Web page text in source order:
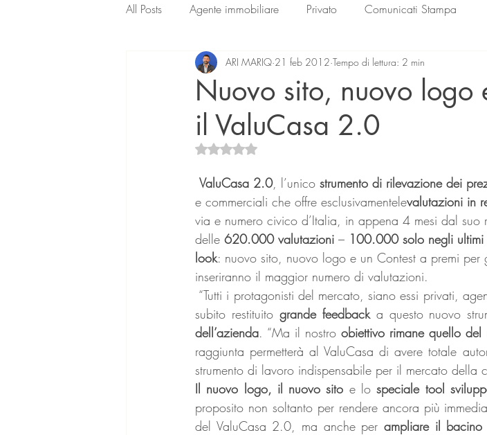
All Posts Agente immobiliare Privato Comunicati Stampa
Nuovo sito, nuovo logo
il ValuCasa 2.0
ARI MARIQ 21 feb 2012 Tempo di lettura: 2 min
Valutazione NaN stelle su 5.
ValuCasa 2.0, l’unico strumento di rilevazione dei
e commerciali che offre esclusivamentelevalutazioni in
via e numero civico d’Italia, in appena 4 mesi dal
delle 620.000 valutazioni – 100.000 solo negli
look: nuovo sito, nuovo logo e un Contest a premi per
inseriranno il maggior numero di valutazioni.
“Tutti i protagonisti del mercato, siano essi privati,
subito restituito grande feedback a questo nuovo
dell’azienda. “Ma il nostro obiettivo rimane quello
raggiunta permetterà al ValuCasa di avere totale
strumento di lavoro indispensabile per il mercato della
Il nuovo logo, il nuovo sito e lo speciale tool
proposito non soltanto per rendere ancora più
del ValuCasa 2.0, ma anche per ampliare il